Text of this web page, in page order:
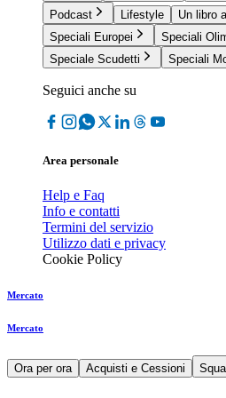
Podcast
Lifestyle
Un libro
Speciali Europei
Speciali
Speciale Scudetti
Speciali
Seguici anche su
Area personale
Help e Faq
Info e contatti
Termini del servizio
Utilizzo dati e privacy
Cookie Policy
Mercato
Mercato
Ora per ora Acquisti e Cessioni